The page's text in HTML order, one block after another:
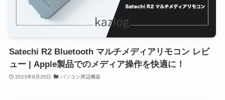
Satechi R2 Bluetooth マルチメディアリモコン レビ
ュー | Apple製品でのメディア操作を快適に！
2023年8月20日 パソコン周辺機器